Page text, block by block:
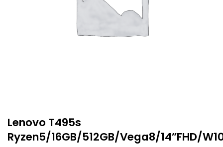
Lenovo T495s
Ryzen5/16GB/512GB/Vega8/14”FHD/